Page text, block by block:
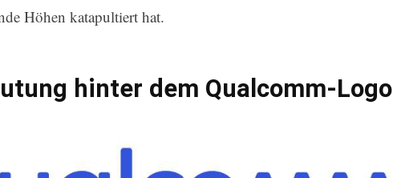
Höhen katapultiert hat.
hinter dem Qualcomm-Logo